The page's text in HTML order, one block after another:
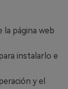
la página web
instalarlo e
y el